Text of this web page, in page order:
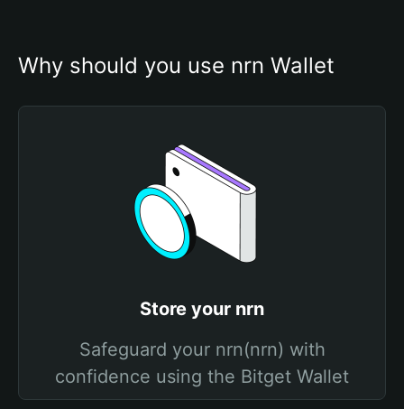
Why should you use nrn Wallet
Store your nrn
Safeguard your nrn(nrn) with
confidence using the Bitget Wallet